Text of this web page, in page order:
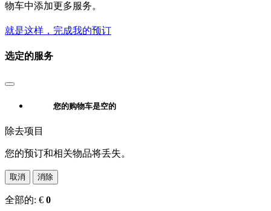
物车中添加更多服务。
就是这样，完成我的预订
选定的服务
您的购物车是空的
除去项目
您的预订和相关物品将丢失。
取消 消除
全部的: € 0